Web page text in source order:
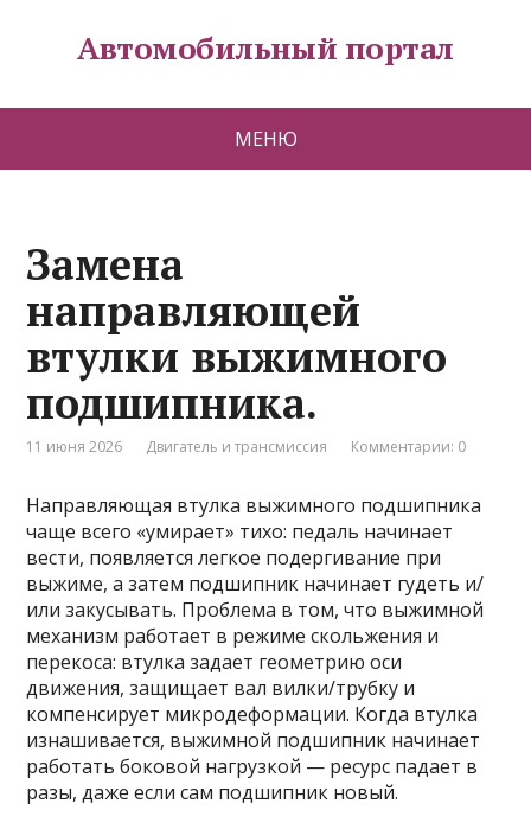
Автомобильный портал
МЕНЮ
Замена
направляющей
втулки выжимного
подшипника.
11 июня 2026 Двигатель и трансмиссия Комментарии: 0
Направляющая втулка выжимного подшипника
чаще всего «умирает» тихо: педаль начинает
вести, появляется легкое подергивание при
выжиме, а затем подшипник начинает гудеть и/
или закусывать. Проблема в том, что выжимной
механизм работает в режиме скольжения и
перекоса: втулка задает геометрию оси
движения, защищает вал вилки/трубку и
компенсирует микродеформации. Когда втулка
изнашивается, выжимной подшипник начинает
работать боковой нагрузкой — ресурс падает в
разы, даже если сам подшипник новый.